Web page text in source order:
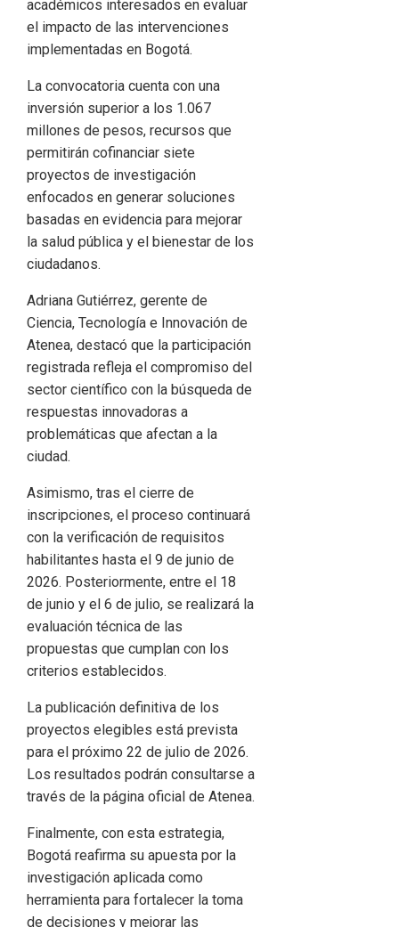
académicos interesados en evaluar
el impacto de las intervenciones
implementadas en Bogotá.
La convocatoria cuenta con una
inversión superior a los 1.067
millones de pesos, recursos que
permitirán cofinanciar siete
proyectos de investigación
enfocados en generar soluciones
basadas en evidencia para mejorar
la salud pública y el bienestar de los
ciudadanos.
Adriana Gutiérrez, gerente de
Ciencia, Tecnología e Innovación de
Atenea, destacó que la participación
registrada refleja el compromiso del
sector científico con la búsqueda de
respuestas innovadoras a
problemáticas que afectan a la
ciudad.
Asimismo, tras el cierre de
inscripciones, el proceso continuará
con la verificación de requisitos
habilitantes hasta el 9 de junio de
2026. Posteriormente, entre el 18
de junio y el 6 de julio, se realizará la
evaluación técnica de las
propuestas que cumplan con los
criterios establecidos.
La publicación definitiva de los
proyectos elegibles está prevista
para el próximo 22 de julio de 2026.
Los resultados podrán consultarse a
través de la página oficial de Atenea.
Finalmente, con esta estrategia,
Bogotá reafirma su apuesta por la
investigación aplicada como
herramienta para fortalecer la toma
de decisiones y mejorar las